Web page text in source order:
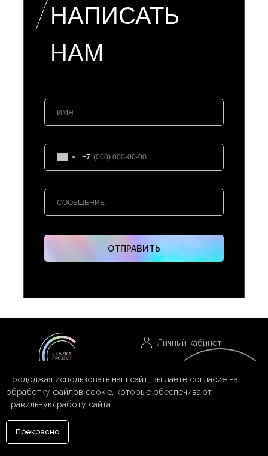
Продолжая использовать наш сайт, вы даете согласие на
обработку файлов cookie, которые обеспечивают
правильную работу сайта.
Прекрасно
НАПИСАТЬ
НАМ
+7
ОТПРАВИТЬ
Личный кабинет